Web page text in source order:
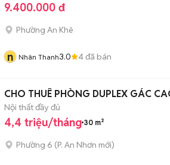
9.400.000 đ
Phường An Khê
n Nhân Thanh3.0 4đã bán
CHO THUÊ PHÒNG DUPLEX GÁC
Nội thất đầy đủ
4,4 triệu/tháng 30 m²
Phường 6 (P. An Nhơn mới)